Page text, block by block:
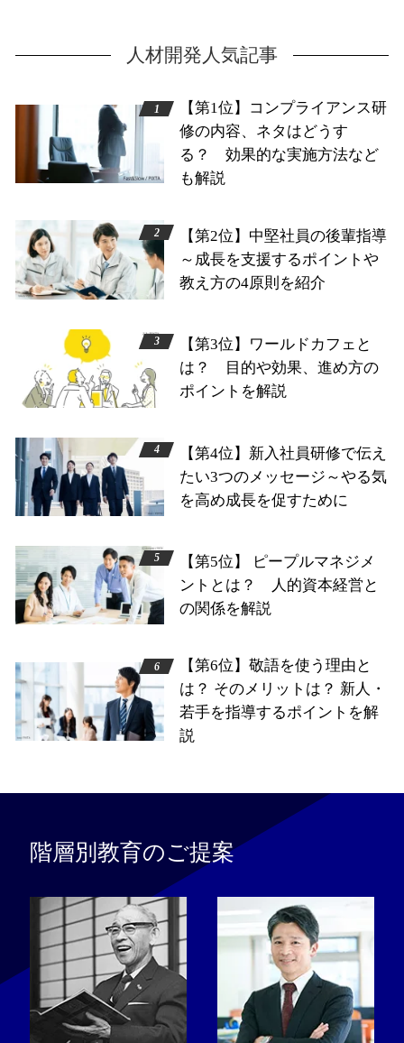
人材開発人気記事
【第1位】コンプライアンス研
修の内容、ネタはどうす
る？ 効果的な実施方法など
も解説
【第2位】中堅社員の後輩指導
～成長を支援するポイントや
教え方の4原則を紹介
【第3位】ワールドカフェと
は？ 目的や効果、進め方の
ポイントを解説
【第4位】新入社員研修で伝え
たい3つのメッセージ～やる気
を高め成長を促すために
【第5位】 ピープルマネジメ
ントとは？ 人的資本経営と
の関係を解説
【第6位】敬語を使う理由と
は？ そのメリットは？ 新人・
若手を指導するポイントを解
説
階層別教育のご提案